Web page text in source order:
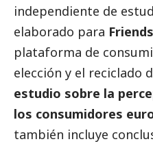
independiente de
elaborado para
plataforma de
elección y el reciclado
estudio sobre la
los consumidores
también incluye